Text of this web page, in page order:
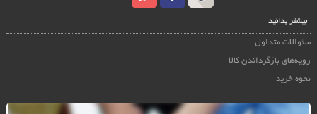
بیشتر بدانید
سئوالات متداول
رویه‌های بازگرداندن کالا
نحوه خرید